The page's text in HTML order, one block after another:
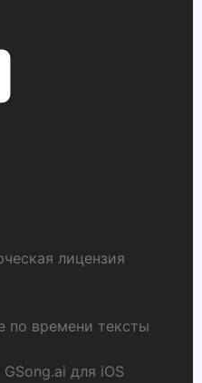
лицензия
по времени тексты
для iOS